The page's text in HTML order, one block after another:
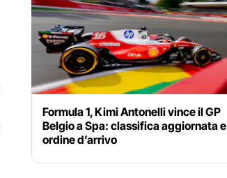
Formula 1, Kimi Antonelli vince il GP
Belgio a Spa: classifica aggiornata e
ordine d’arrivo